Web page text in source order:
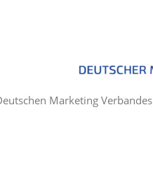
Marketing Verbandes